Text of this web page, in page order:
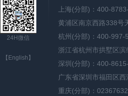
24H微信
【English】
上海(分部)：400-
黄浦区南京西路338号
杭州(分部)：400-997-
浙江省杭州市拱墅区
深圳(分部)：400-
广东省深圳市福田区
重庆(分部)：